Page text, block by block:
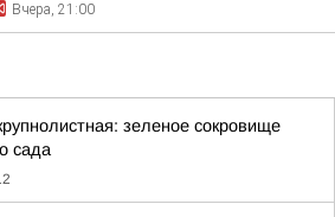
Вчера, 21:00
зеленое сокровище
сада